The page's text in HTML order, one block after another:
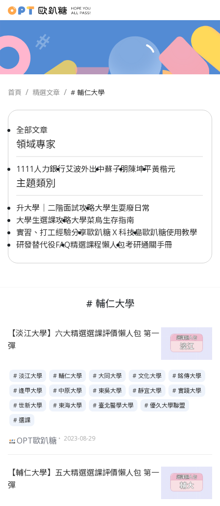
首頁 精選文章 # 輔仁大學
全部文章
領域專家
1111人力銀行艾波外出中蘇子朋陳坤平黃楷元
主題類別
升大學｜二階面試攻略大學生耍廢日常
大學生選課攻略大學菜鳥生存指南
實習、打工經驗分享歐趴糖 X 科技島歐趴糖使用教學
研發替代役FAQ精選課程懶人包考研通關手冊
# 輔仁大學
【淡江大學】六大精選選課評價懶人包 第一
彈
# 淡江大學 # 輔仁大學 # 大同大學 # 文化大學
# 銘傳大學
# 逢甲大學
# 中原大學 # 東吳大學 # 靜宜大學
# 實踐大學
# 世新大學
# 東海大學 # 臺北醫學大學
# 優久大學聯盟
# 選課
OPT歐趴糖 ・ 2023-08-29
【輔仁大學】五大精選選課評價懶人包 第一
彈